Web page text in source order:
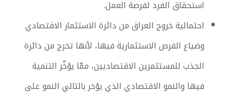
استحقاق الفرد لفرصة العمل.
احتمالية خروج العراق من دائرة الاستثمار الاقتصادي
وضياع الفرص الاستثمارية فيها، لأنها تخرج من دائرة
الجذب للمستثمرين الاقتصاديين، ممّا يؤخّر التنمية
فيها والنمو الاقتصادي الذي يؤخر بالتالي النمو على